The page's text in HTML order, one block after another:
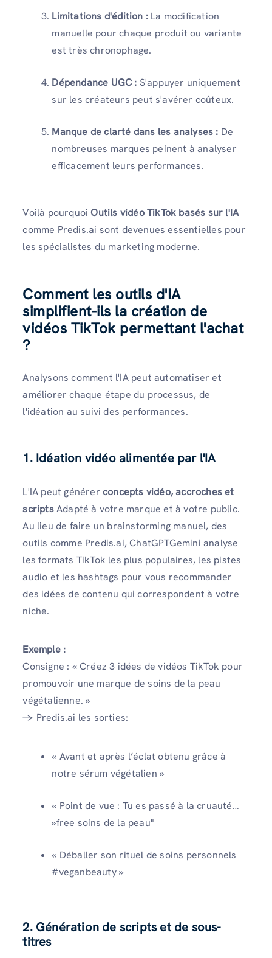
Limitations d'édition : La modification
manuelle pour chaque produit ou variante
est très chronophage.
Dépendance UGC : S'appuyer uniquement
sur les créateurs peut s'avérer coûteux.
Manque de clarté dans les analyses : De
nombreuses marques peinent à analyser
efficacement leurs performances.
Voilà pourquoiOutils vidéo TikTok basés sur l'IA
comme Predis.ai sont devenues essentielles pour
les spécialistes du marketing moderne.
Comment les outils d'IA
simplifient-ils la création de
vidéos TikTok permettant l'achat
?
Analysons comment l'IA peut automatiser et
améliorer chaque étape du processus, de
l'idéation au suivi des performances.
1. Idéation vidéo alimentée par l'IA
L'IA peut générer concepts vidéo, accroches et
scriptsAdapté à votre marque et à votre public.
Au lieu de faire un brainstorming manuel, des
outils comme Predis.ai, ChatGPTGemini analyse
les formats TikTok les plus populaires, les pistes
audio et les hashtags pour vous recommander
des idées de contenu qui correspondent à votre
niche.
Exemple :
Consigne : « Créez 3 idées de vidéos TikTok pour
promouvoir une marque de soins de la peau
végétalienne. »
→ Predis.ai les sorties:
« Avant et après l’éclat obtenu grâce à
notre sérum végétalien »
« Point de vue : Tu es passé à la cruauté…
»free soins de la peau"
« Déballer son rituel de soins personnels
#veganbeauty »
2. Génération de scripts et de sous-
titres